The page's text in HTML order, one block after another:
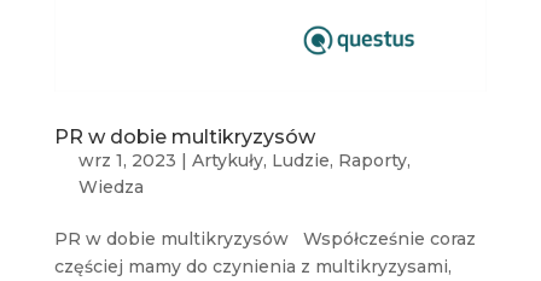
PR w dobie multikryzysów
wrz 1, 2023 Artykuły, Ludzie, Raporty,
Wiedza
PR w dobie multikryzysów Współcześnie coraz
częściej mamy do czynienia z multikryzysami,